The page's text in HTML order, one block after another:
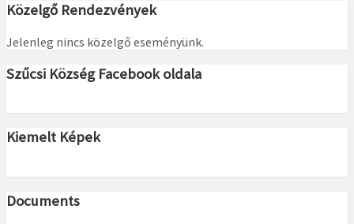
Közelgő Rendezvények
Jelenleg nincs közelgő eseményünk.
Szűcsi Község Facebook oldala
Kiemelt Képek
Documents